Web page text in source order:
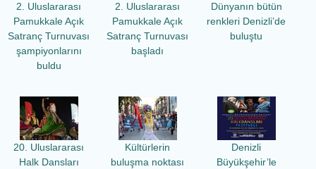
2. Uluslararası
Pamukkale Açık
Satranç Turnuvası
şampiyonlarını
buldu
2. Uluslararası
Pamukkale Açık
Satranç Turnuvası
başladı
Dünyanın bütün
renkleri Denizli’de
buluştu
20. Uluslararası
Halk Dansları
Kültürlerin
buluşma noktası
Denizli
Büyükşehir’le